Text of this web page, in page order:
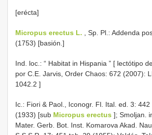
[erécta]
Micropus erectus L. , Sp. Pl.: Addenda
(1753) [basión.]
Ind. loc.: “ Habitat in Hispania ” [ lectótipo
por C.E. Jarvis, Order Chaos: 672 (2007):
1042.2 ]
Ic.: Fiori & Paol., Iconogr. Fl. Ital. ed. 3: 442
(1933) [sub Micropus erectus ]; Smoljan.
Mater. Gerb. Bot. Inst. Komarova Akad.